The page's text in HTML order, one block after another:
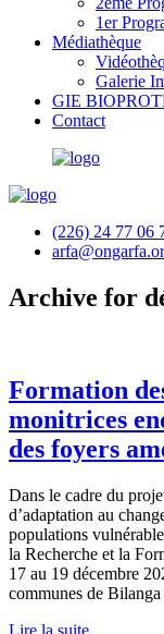
1er
Médiathèque
Galerie
GIE
Contact
(226) 24 77 06
Archive for
Formation
monitrices
des foyers
Dans le cadre du
d’adaptation au
populations
la Recherche et la
17 au 19 décembre
communes de
Lire la suite